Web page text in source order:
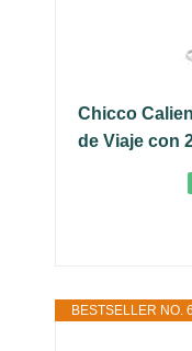
Chicco
de Viaje con
BESTSELLER NO. 6